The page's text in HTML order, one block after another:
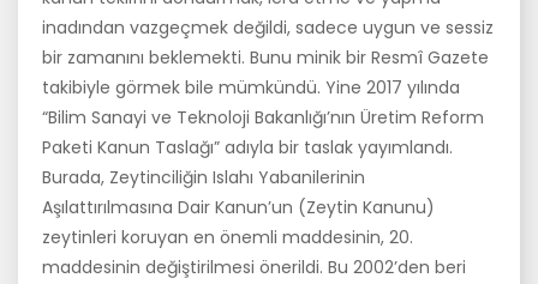
inadından vazgeçmek değildi, sadece uygun ve sessiz
bir zamanını beklemekti. Bunu minik bir Resmî Gazete
takibiyle görmek bile mümkündü. Yine 2017 yılında
“Bilim Sanayi ve Teknoloji Bakanlığı’nın Üretim Reform
Paketi Kanun Taslağı” adıyla bir taslak yayımlandı.
Burada, Zeytinciliğin Islahı Yabanilerinin
Aşılattırılmasına Dair Kanun’un (Zeytin Kanunu)
zeytinleri koruyan en önemli maddesinin, 20.
maddesinin değiştirilmesi önerildi. Bu 2002’den beri